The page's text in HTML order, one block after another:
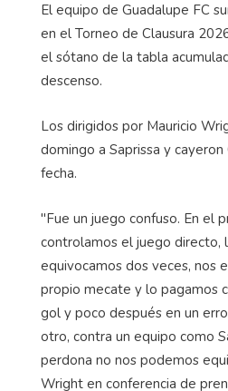
El equipo de Guadalupe FC
en el Torneo de Clausura
el sótano de la tabla
descenso.
Los dirigidos por Mauricio
domingo a Saprissa y
fecha.
"Fue un juego confuso. En el
controlamos el juego directo,
equivocamos dos veces, nos
propio mecate y lo pagamos
gol y poco después en un
otro, contra un equipo como
perdona no nos podemos
Wright en conferencia de